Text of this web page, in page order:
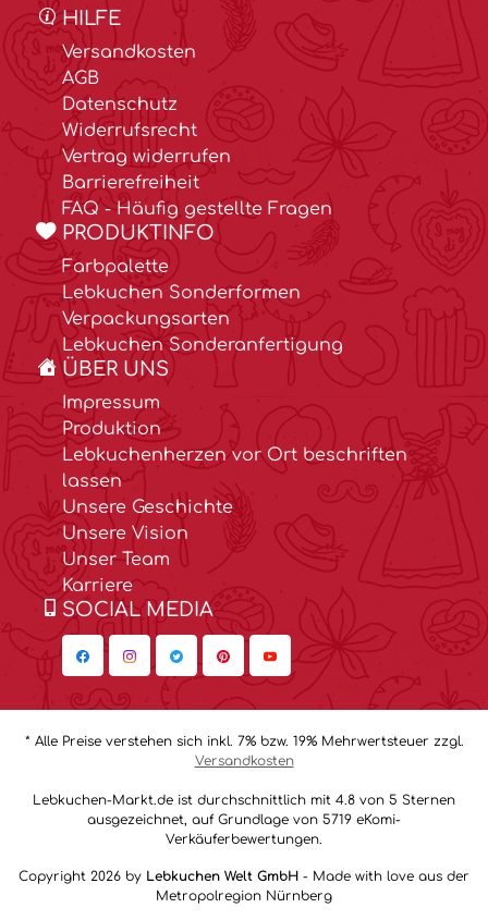
HILFE
Versandkosten
AGB
Datenschutz
Widerrufsrecht
Vertrag widerrufen
Barrierefreiheit
FAQ - Häufig gestellte Fragen
PRODUKTINFO
Farbpalette
Lebkuchen Sonderformen
Verpackungsarten
Lebkuchen Sonderanfertigung
ÜBER UNS
Impressum
Produktion
Lebkuchenherzen vor Ort beschriften
lassen
Unsere Geschichte
Unsere Vision
Unser Team
Karriere
SOCIAL MEDIA
* Alle Preise verstehen sich inkl. 7% bzw. 19% Mehrwertsteuer zzgl.
Versandkosten
Lebkuchen-Markt.de ist durchschnittlich mit 4.8 von 5 Sternen
ausgezeichnet, auf Grundlage von 5719 eKomi-
Verkäuferbewertungen.
Copyright 2026 by Lebkuchen Welt GmbH - Made with love aus der
Metropolregion Nürnberg